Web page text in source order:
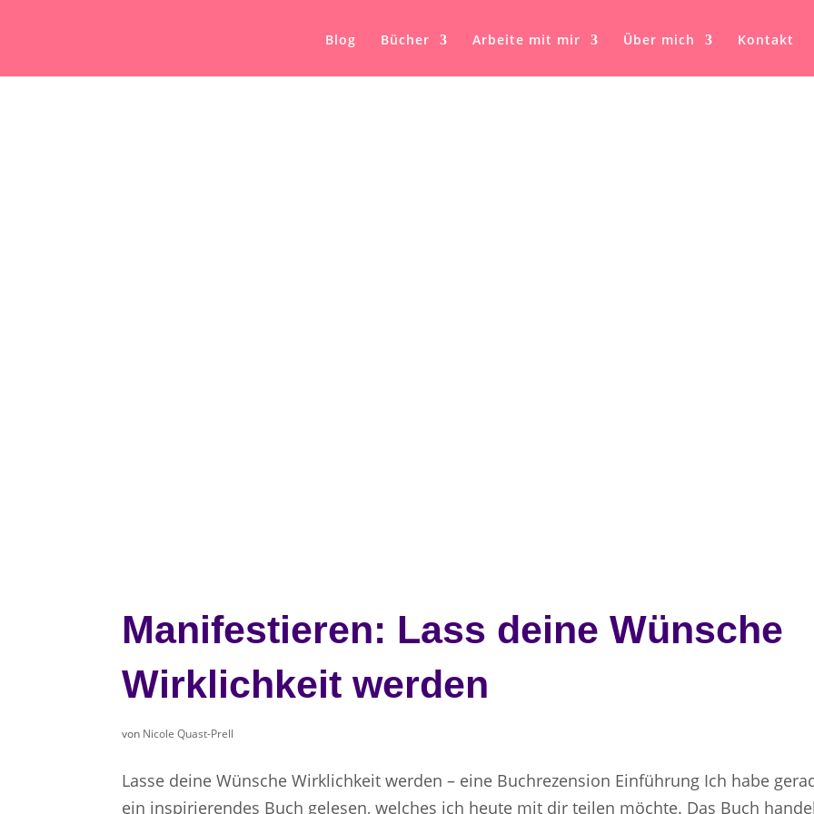
Blog Bücher Arbeite mit mir Über mich Kontakt
Manifestieren: Lass deine Wünsche
Wirklichkeit werden
von Nicole Quast-Prell
Lasse deine Wünsche Wirklichkeit werden – eine Buchrezension Einführung Ich habe
ein inspirierendes Buch gelesen, welches ich heute mit dir teilen möchte. Das Buch